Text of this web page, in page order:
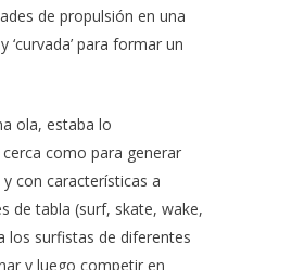
de propulsión en una
‘curvada’ para formar un
ola, estaba lo
como para generar
con características a
de tabla (surf, skate, wake,
los surfistas de diferentes
y luego competir en